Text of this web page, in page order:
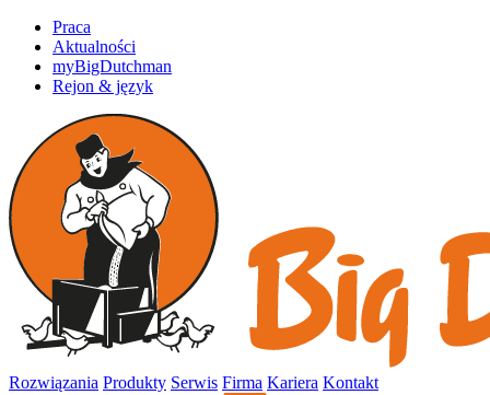
Praca
Aktualności
myBigDutchman
Rejon & język
Rozwiązania Produkty Serwis Firma Kariera Kontakt